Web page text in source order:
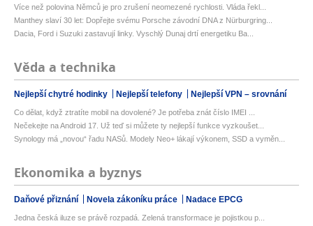
Více než polovina Němců je pro zrušení neomezené rychlosti. Vláda řekl...
Manthey slaví 30 let: Dopřejte svému Porsche závodní DNA z Nürburgring...
Dacia, Ford i Suzuki zastavují linky. Vyschlý Dunaj drtí energetiku Ba...
Věda a technika
Nejlepší chytré hodinky Nejlepší telefony Nejlepší VPN – srovnání
Co dělat, když ztratíte mobil na dovolené? Je potřeba znát číslo IMEI ...
Nečekejte na Android 17. Už teď si můžete ty nejlepší funkce vyzkoušet...
Synology má „novou“ řadu NASů. Modely Neo+ lákají výkonem, SSD a vyměn...
Ekonomika a byznys
Daňové přiznání Novela zákoníku práce Nadace EPCG
Jedna česká iluze se právě rozpadá. Zelená transformace je pojistkou p...